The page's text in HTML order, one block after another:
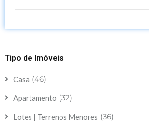
Tipo de Imóveis
Casa (46)
Apartamento (32)
Lotes | Terrenos Menores (36)